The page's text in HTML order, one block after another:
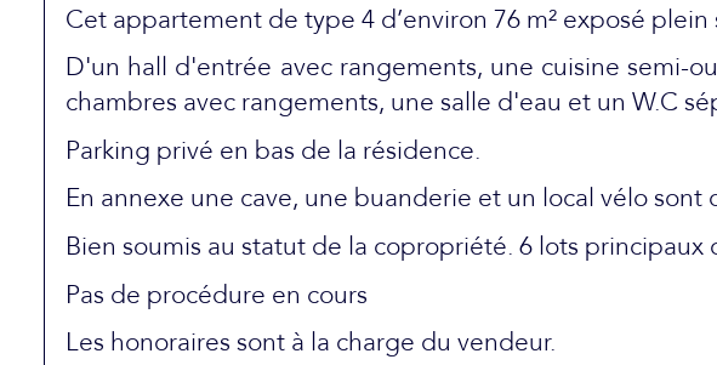
Cet appartement de type 4 d’environ 76 m² exposé
D'un hall d'entrée avec rangements, une cuisine semi-
chambres avec rangements, une salle d'eau et un W.C
Parking privé en bas de la résidence.
En annexe une cave, une buanderie et un local vélo
Bien soumis au statut de la copropriété. 6 lots
Pas de procédure en cours
Les honoraires sont à la charge du vendeur.